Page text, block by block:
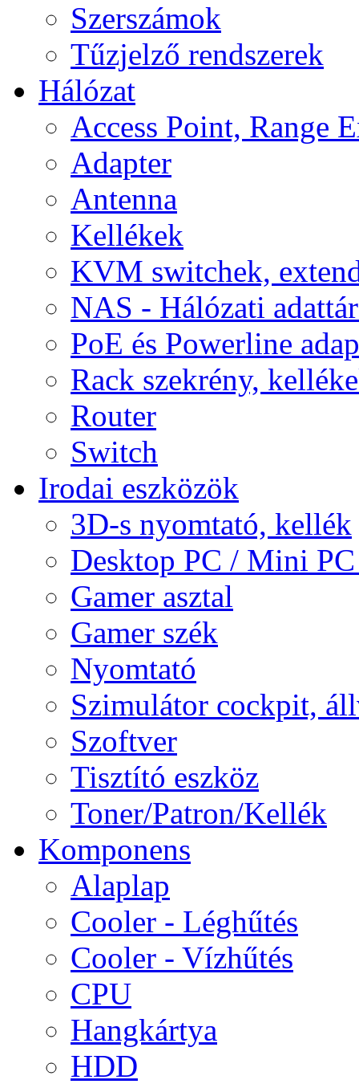
Szerszámok
Tűzjelző rendszerek
Hálózat
Access Point, Range
Adapter
Antenna
Kellékek
KVM switchek,
NAS - Hálózati
PoE és Powerline
Rack szekrény,
Router
Switch
Irodai eszközök
3D-s nyomtató, kellék
Desktop PC / Mini
Gamer asztal
Gamer szék
Nyomtató
Szimulátor cockpit,
Szoftver
Tisztító eszköz
Toner/Patron/Kellék
Komponens
Alaplap
Cooler - Léghűtés
Cooler - Vízhűtés
CPU
Hangkártya
HDD